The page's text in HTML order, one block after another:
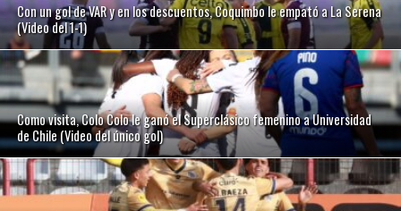
Con un gol de VAR y en los descuentos, Coquimbo le empató a La Serena
(Video del 1-1)
Como visita, Colo Colo le ganó el Superclásico femenino a Universidad
de Chile (Video del único gol)